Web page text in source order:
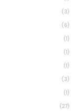
(3)
(6)
(1)
(1)
(1)
(3)
(1)
(27)